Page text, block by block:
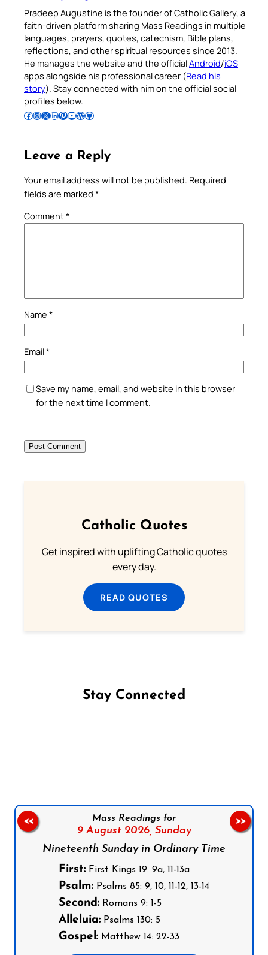
Pradeep Augustine is the founder of Catholic Gallery, a
faith-driven platform sharing Mass Readings in multiple
languages, prayers, quotes, catechism, Bible plans,
reflections, and other spiritual resources since 2013.
He manages the website and the officialAndroid/iOS
apps alongside his professional career (Read his
story). Stay connected with him on the official social
profiles below.
Follow Pradeep on Facebook Follow Pradeep on InstagramFollow Pradeep on X Follow Pradeep on LinkedIn Follow Pradeep on Pinterest Subscribe to Pradeep’s Youtube Channel Follow Pradeep on WordPress Follow Pradeep on GitHub
Leave a Reply
Your email address will not be published. Required
fields are marked *
Comment*
Name *
Email*
Save my name, email, and website in this browser
for the next time I comment.
Catholic Quotes
Get inspired with uplifting Catholic quotes
every day.
READ QUOTES
Stay Connected
Mass Readings for
9 August 2026, Sunday
Nineteenth Sunday in Ordinary Time
First: First Kings 19: 9a, 11-13a
Psalm: Psalms 85: 9, 10, 11-12, 13-14
Second: Romans 9: 1-5
Alleluia: Psalms 130: 5
Gospel: Matthew 14: 22-33
<< >>